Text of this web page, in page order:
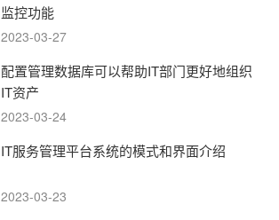
监控功能
2023-03-27
配置管理数据库可以帮助IT部门更好地组织
IT资产
2023-03-24
IT服务管理平台系统的模式和界面介绍
2023-03-23